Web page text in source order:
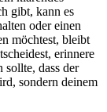
gibt, kann es
oder einen
möchtest, bleibt
erinnere
sollte, dass der
sondern deinem